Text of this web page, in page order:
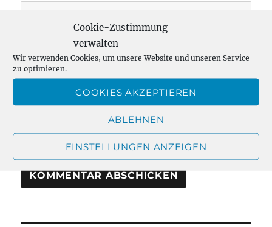
Cookie-Zustimmung
verwalten
Wir verwenden Cookies, um unsere Website und unseren Service
zu optimieren.
COOKIES AKZEPTIEREN
ABLEHNEN
EINSTELLUNGEN ANZEIGEN
E-MAIL-ADRESSE*
WEBSITE